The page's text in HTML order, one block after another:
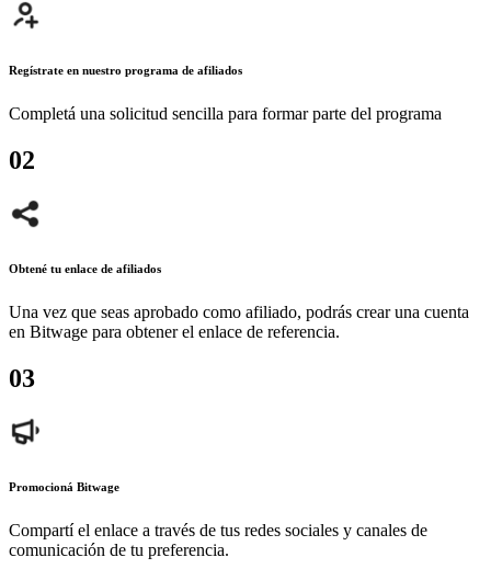
Regístrate en nuestro programa de afiliados
Completá una solicitud sencilla para formar parte del programa
02
Obtené tu enlace de afiliados
Una vez que seas aprobado como afiliado, podrás crear una cuenta
en Bitwage para obtener el enlace de referencia.
03
Promocioná Bitwage
Compartí el enlace a través de tus redes sociales y canales de
comunicación de tu preferencia.